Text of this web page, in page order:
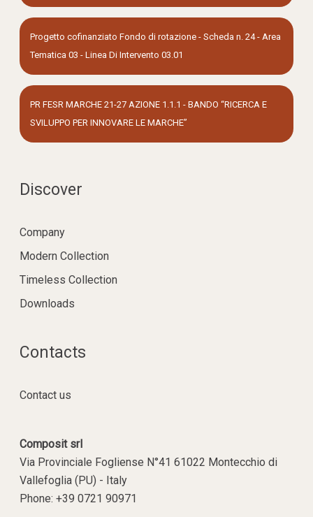
Progetto cofinanziato Fondo di rotazione - Scheda n. 24 - Area
Tematica 03 - Linea Di Intervento 03.01
PR FESR MARCHE 21-27 AZIONE 1.1.1 - BANDO “RICERCA E
SVILUPPO PER INNOVARE LE MARCHE”
Discover
Company
Modern Collection
Timeless Collection
Downloads
Contacts
Contact us
Composit srl
Via Provinciale Fogliense N°41 61022 Montecchio di
Vallefoglia (PU) - Italy
Phone: +39 0721 90971